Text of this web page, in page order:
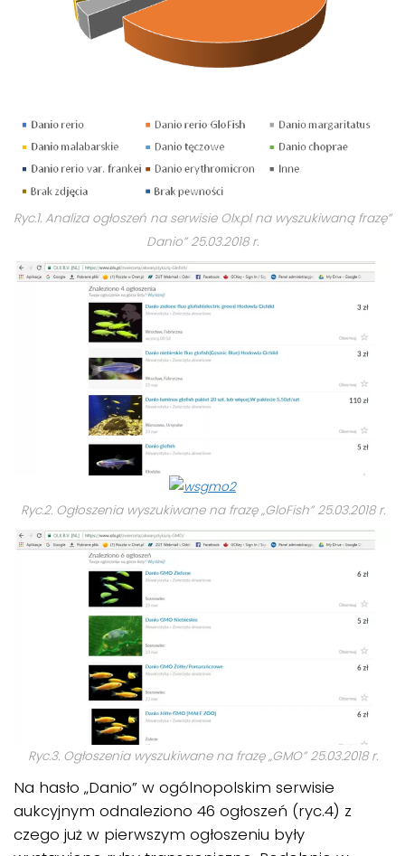
Ryc.1. Analiza ogłoszeń na serwisie Olx.pl na wyszukiwaną frazę”
Danio” 25.03.2018 r.
Ryc.2. Ogłoszenia wyszukiwane na frazę „GloFish” 25.03.2018 r.
Ryc.3. Ogłoszenia wyszukiwane na frazę „GMO” 25.03.2018 r.
Na hasło „Danio” w ogólnopolskim serwisie
aukcyjnym odnaleziono 46 ogłoszeń (ryc.4) z
czego już w pierwszym ogłoszeniu były